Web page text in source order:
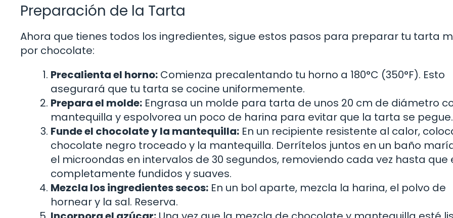
Preparación de la Tarta
Ahora que tienes todos los ingredientes, sigue estos pasos para preparar tu tarta
por chocolate:
Precalienta el horno: Comienza precalentando tu horno a 180°C (350°F). Esto
asegurará que tu tarta se cocine uniformemente.
Prepara el molde: Engrasa un molde para tarta de unos 20 cm de diámetro
mantequilla y espolvorea un poco de harina para evitar que la tarta se pegue.
Funde el chocolate y la mantequilla: En un recipiente resistente al calor,
chocolate negro troceado y la mantequilla. Derrítelos juntos en un baño
el microondas en intervalos de 30 segundos, removiendo cada vez hasta que
completamente fundidos y suaves.
Mezcla los ingredientes secos: En un bol aparte, mezcla la harina, el polvo de
hornear y la sal. Reserva.